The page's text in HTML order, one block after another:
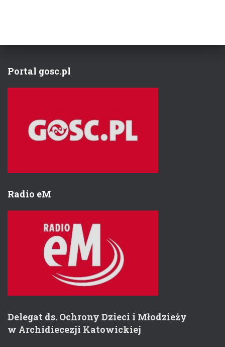
Portal gosc.pl
Radio eM
Delegat ds. Ochrony Dzieci i Młodzieży
w Archidiecezji Katowickiej